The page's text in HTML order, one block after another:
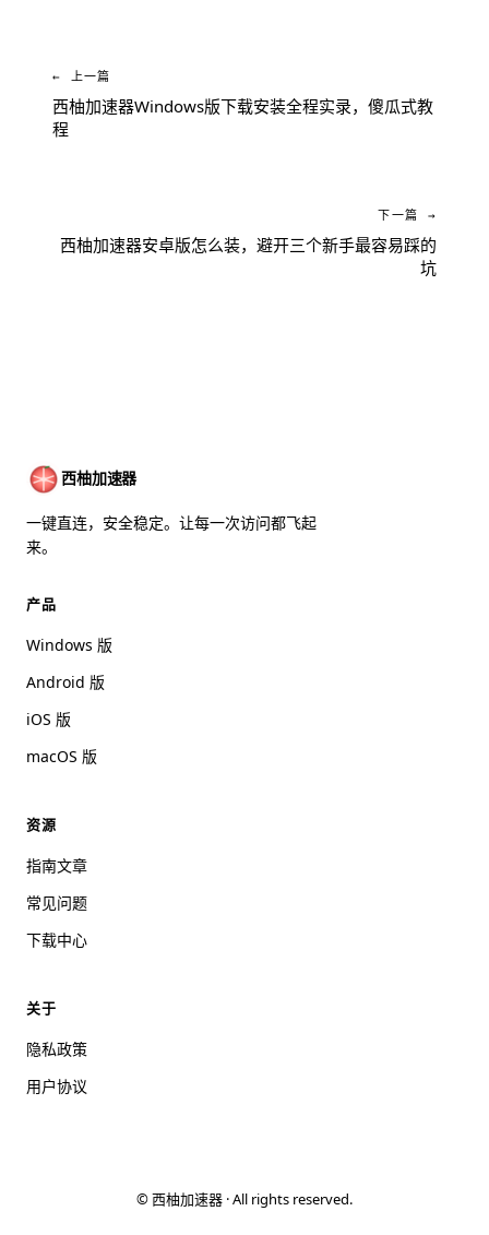
← 上一篇
西柚加速器Windows版下载安装全程实录，傻瓜式教
程
下一篇 →
西柚加速器安卓版怎么装，避开三个新手最容易踩的
坑
西柚加速器
一键直连，安全稳定。让每一次访问都飞起
来。
产品
Windows 版
Android 版
iOS 版
macOS 版
资源
指南文章
常见问题
下载中心
关于
隐私政策
用户协议
©西柚加速器 · All rights reserved.